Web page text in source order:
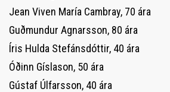
Jean Viven María Cambray, 70 ára
Guðmundur Agnarsson, 80 ára
Íris Hulda Stefánsdóttir, 40 ára
Óðinn Gíslason, 50 ára
Gústaf Úlfarsson, 40 ára